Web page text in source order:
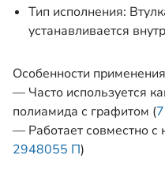
Тип исполнения:
устанавливается
Особенности
— Часто используется
полиамида с графитом (
— Работает совместно с
2948055 П)